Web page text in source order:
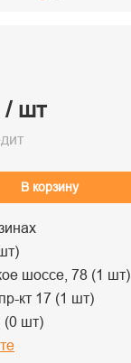
/ шт
В корзину
шоссе, 78 (1 шт)
кт 17 (1 шт)
(0 шт)